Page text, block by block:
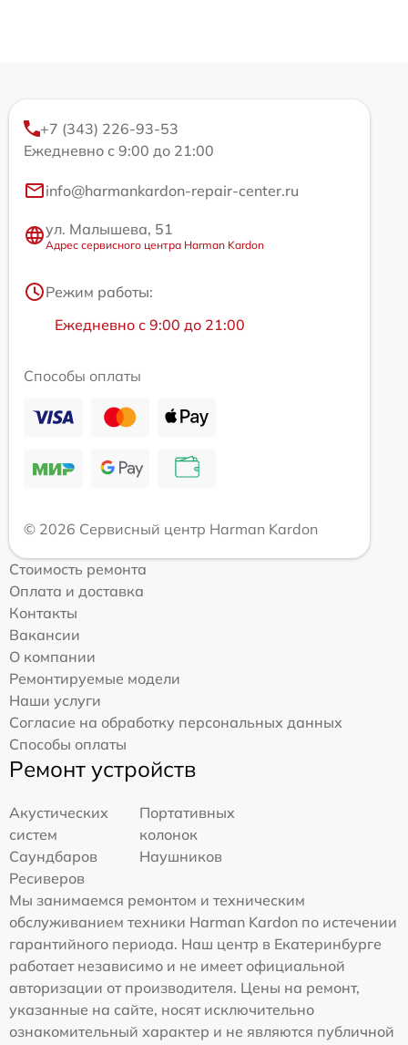
+7 (343) 226-93-53
Ежедневно с 9:00 до 21:00
info@harmankardon-repair-center.ru
ул. Малышева, 51
Адрес сервисного центра Harman Kardon
Режим работы:
Ежедневно с 9:00 до 21:00
Способы оплаты
© 2026 Сервисный центр Harman Kardon
Стоимость ремонта
Оплата и доставка
Контакты
Вакансии
О компании
Ремонтируемые модели
Наши услуги
Согласие на обработку персональных данных
Способы оплаты
Ремонт устройств
Акустических
систем
Портативных
колонок
Саундбаров
Наушников
Ресиверов
Мы занимаемся ремонтом и техническим
обслуживанием техники Harman Kardon по истечении
гарантийного периода. Наш центр в Екатеринбурге
работает независимо и не имеет официальной
авторизации от производителя. Цены на ремонт,
указанные на сайте, носят исключительно
ознакомительный характер и не являются публичной